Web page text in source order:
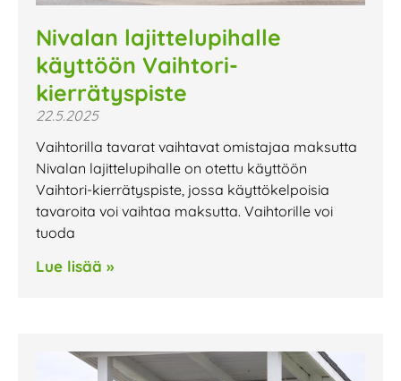
Nivalan lajittelupihalle
käyttöön Vaihtori-
kierrätyspiste
22.5.2025
Vaihtorilla tavarat vaihtavat omistajaa maksutta
Nivalan lajittelupihalle on otettu käyttöön
Vaihtori-kierrätyspiste, jossa käyttökelpoisia
tavaroita voi vaihtaa maksutta. Vaihtorille voi
tuoda
Lue lisää »